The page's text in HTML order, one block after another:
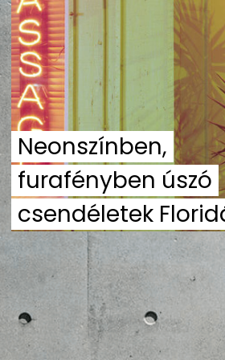
ZENE
MÉDIAAJÁNLAT
IMPRESSZUM
PR-ARCHÍVUM
ADATKEZELÉSI
Neonszínben,
furafényben úszó
csendéletek